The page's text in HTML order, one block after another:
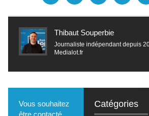
Thibaut Souperbie
Journaliste indépendant depuis
Medialot.fr
Vous souhaitez
être contacté
Catégories